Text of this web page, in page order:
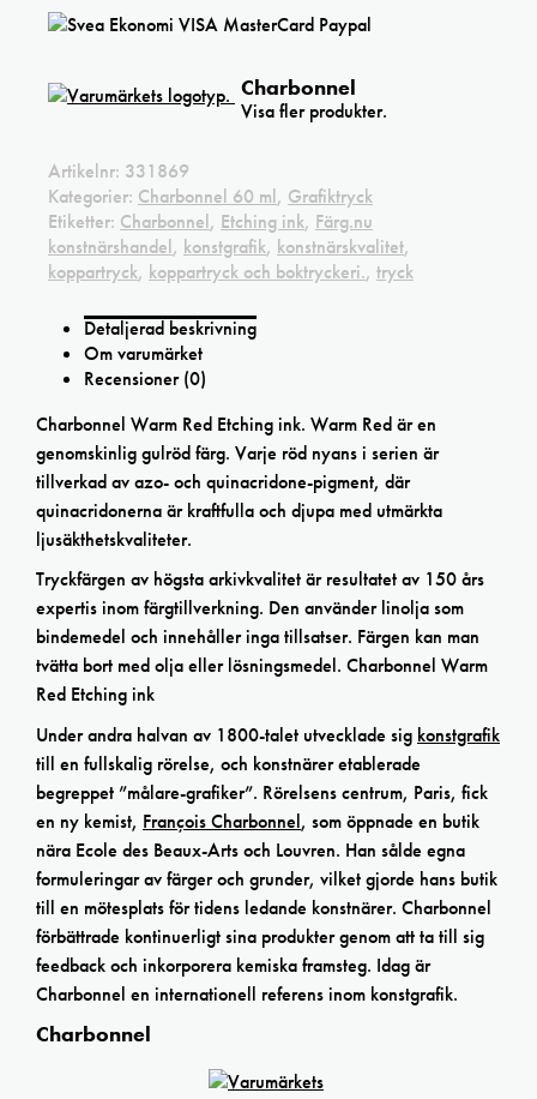
Charbonnel
Visa fler produkter.
Artikelnr: 331869
Kategorier: Charbonnel 60 ml, Grafiktryck
Etiketter: Charbonnel, Etching ink, Färg.nu
konstnärshandel, konstgrafik, konstnärskvalitet,
koppartryck, koppartryck och boktryckeri., tryck
Detaljerad beskrivning
Om varumärket
Recensioner (0)
Charbonnel Warm Red Etching ink. Warm Red är en
genomskinlig gulröd färg. Varje röd nyans i serien är
tillverkad av azo- och quinacridone-pigment, där
quinacridonerna är kraftfulla och djupa med utmärkta
ljusäkthetskvaliteter.
Tryckfärgen av högsta arkivkvalitet är resultatet av 150 års
expertis inom färgtillverkning. Den använder linolja som
bindemedel och innehåller inga tillsatser. Färgen kan man
tvätta bort med olja eller lösningsmedel. Charbonnel Warm
Red Etching ink
Under andra halvan av 1800-talet utvecklade sig konstgrafik
till en fullskalig rörelse, och konstnärer etablerade
begreppet ”målare-grafiker”. Rörelsens centrum, Paris, fick
en ny kemist, François Charbonnel, som öppnade en butik
nära Ecole des Beaux-Arts och Louvren. Han sålde egna
formuleringar av färger och grunder, vilket gjorde hans butik
till en mötesplats för tidens ledande konstnärer. Charbonnel
förbättrade kontinuerligt sina produkter genom att ta till sig
feedback och inkorporera kemiska framsteg. Idag är
Charbonnel en internationell referens inom konstgrafik.
Charbonnel